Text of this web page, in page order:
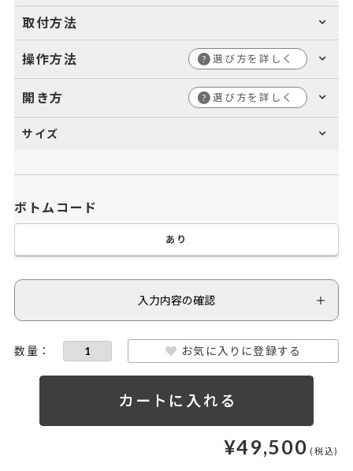
取付方法
操作方法 ? 選び方を詳しく
開き方 ? 選び方を詳しく
サイズ
ボトムコード
あり
入力内容の確認
お気に入りに登録する
¥49,500